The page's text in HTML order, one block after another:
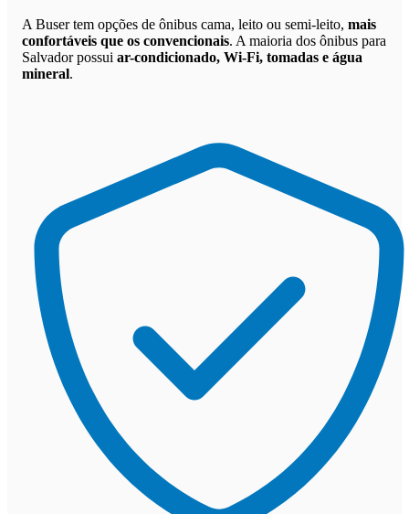
A Buser tem opções de ônibus cama, leito ou semi-leito, mais
confortáveis que os convencionais. A maioria dos ônibus para
Salvador possui ar-condicionado, Wi-Fi, tomadas e água
mineral.